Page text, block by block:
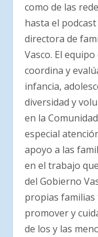
como de las
hasta el
directora de
Vasco. El
coordina y
infancia,
diversidad y
en la
especial
apoyo a las
en el trabajo
del Gobierno
propias
promover y
de los y las